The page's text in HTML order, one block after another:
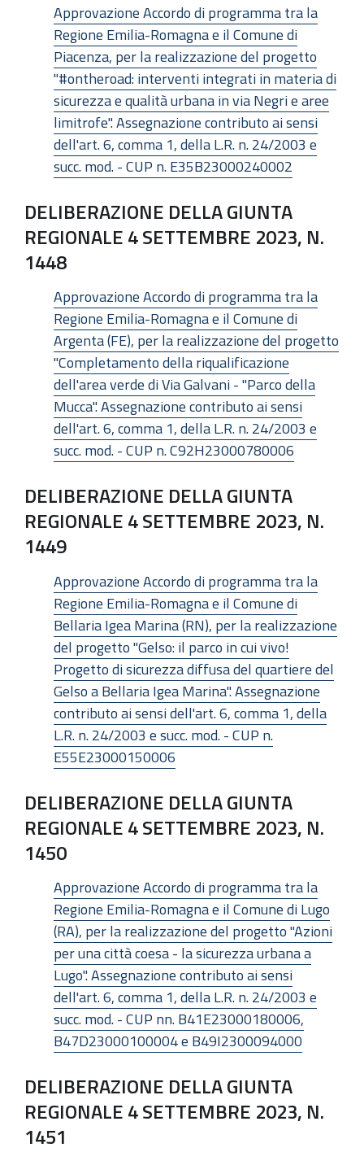
Approvazione Accordo di programma tra la
Regione Emilia-Romagna e il Comune di
Piacenza, per la realizzazione del progetto
"#ontheroad: interventi integrati in materia di
sicurezza e qualità urbana in via Negri e aree
limitrofe". Assegnazione contributo ai sensi
dell'art. 6, comma 1, della L.R. n. 24/2003 e
succ. mod. - CUP n. E35B23000240002
DELIBERAZIONE DELLA GIUNTA
REGIONALE 4 SETTEMBRE 2023, N.
1448
Approvazione Accordo di programma tra la
Regione Emilia-Romagna e il Comune di
Argenta (FE), per la realizzazione del progetto
"Completamento della riqualificazione
dell'area verde di Via Galvani - "Parco della
Mucca". Assegnazione contributo ai sensi
dell'art. 6, comma 1, della L.R. n. 24/2003 e
succ. mod. - CUP n. C92H23000780006
DELIBERAZIONE DELLA GIUNTA
REGIONALE 4 SETTEMBRE 2023, N.
1449
Approvazione Accordo di programma tra la
Regione Emilia-Romagna e il Comune di
Bellaria Igea Marina (RN), per la realizzazione
del progetto "Gelso: il parco in cui vivo!
Progetto di sicurezza diffusa del quartiere del
Gelso a Bellaria Igea Marina". Assegnazione
contributo ai sensi dell'art. 6, comma 1, della
L.R. n. 24/2003 e succ. mod. - CUP n.
E55E23000150006
DELIBERAZIONE DELLA GIUNTA
REGIONALE 4 SETTEMBRE 2023, N.
1450
Approvazione Accordo di programma tra la
Regione Emilia-Romagna e il Comune di Lugo
(RA), per la realizzazione del progetto "Azioni
per una città coesa - la sicurezza urbana a
Lugo". Assegnazione contributo ai sensi
dell'art. 6, comma 1, della L.R. n. 24/2003 e
succ. mod. - CUP nn. B41E23000180006,
B47D23000100004 e B49I2300094000
DELIBERAZIONE DELLA GIUNTA
REGIONALE 4 SETTEMBRE 2023, N.
1451